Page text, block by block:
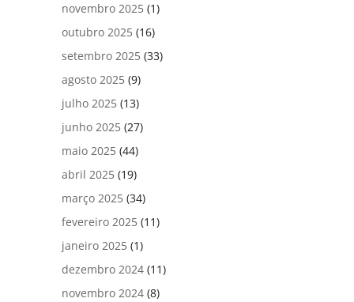
novembro 2025 (1)
outubro 2025 (16)
setembro 2025 (33)
agosto 2025 (9)
julho 2025 (13)
junho 2025 (27)
maio 2025 (44)
abril 2025 (19)
março 2025 (34)
fevereiro 2025 (11)
janeiro 2025 (1)
dezembro 2024 (11)
novembro 2024 (8)